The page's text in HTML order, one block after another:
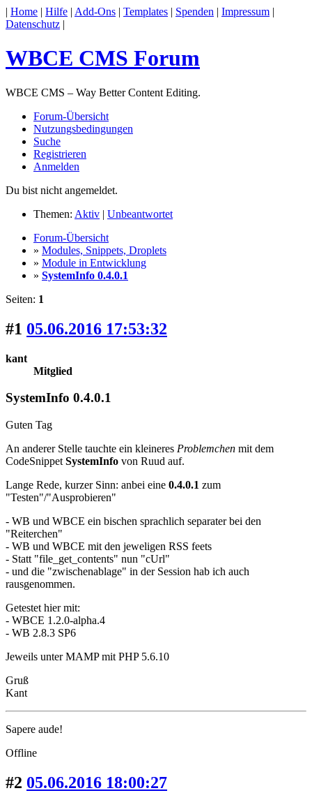
| Home | Hilfe | Add-Ons | Templates | Spenden | Impressum |
Datenschutz |
WBCE CMS Forum
WBCE CMS – Way Better Content Editing.
Forum-Übersicht
Nutzungsbedingungen
Suche
Registrieren
Anmelden
Du bist nicht angemeldet.
Themen: Aktiv | Unbeantwortet
Forum-Übersicht
» Modules, Snippets, Droplets
» Module in Entwicklung
» SystemInfo 0.4.0.1
Seiten: 1
#1 05.06.2016 17:53:32
kant
Mitglied
SystemInfo 0.4.0.1
Guten Tag
An anderer Stelle tauchte ein kleineres Problemchen mit dem
CodeSnippet SystemInfo von Ruud auf.
Lange Rede, kurzer Sinn: anbei eine 0.4.0.1 zum
"Testen"/"Ausprobieren"
- WB und WBCE ein bischen sprachlich separater bei den
"Reiterchen"
- WB und WBCE mit den jeweligen RSS feets
- Statt "file_get_contents" nun "cUrl"
- und die "zwischenablage" in der Session hab ich auch
rausgenommen.
Getestet hier mit:
- WBCE 1.2.0-alpha.4
- WB 2.8.3 SP6
Jeweils unter MAMP mit PHP 5.6.10
Gruß
Kant
Sapere aude!
Offline
#2 05.06.2016 18:00:27